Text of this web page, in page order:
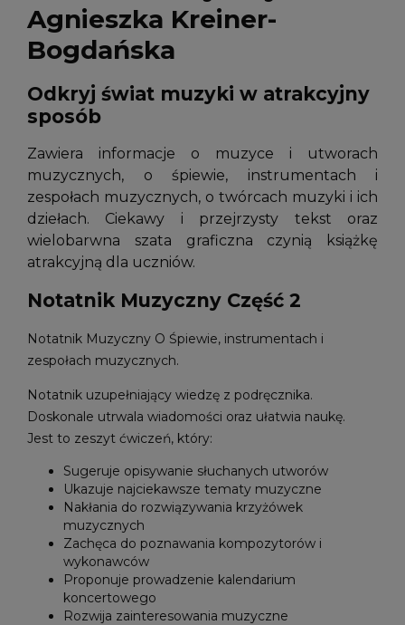
Agnieszka Kreiner-
Bogdańska
Odkryj świat muzyki w atrakcyjny
sposób
Zawiera informacje o muzyce i utworach
muzycznych, o śpiewie, instrumentach i
zespołach muzycznych, o twórcach muzyki i ich
dziełach. Ciekawy i przejrzysty tekst oraz
wielobarwna szata graficzna czynią książkę
atrakcyjną dla uczniów.
Notatnik Muzyczny Część 2
Notatnik Muzyczny O Śpiewie, instrumentach i
zespołach muzycznych.
Notatnik uzupełniający wiedzę z podręcznika.
Doskonale utrwala wiadomości oraz ułatwia naukę.
Jest to zeszyt ćwiczeń, który:
Sugeruje opisywanie słuchanych utworów
Ukazuje najciekawsze tematy muzyczne
Nakłania do rozwiązywania krzyżówek
muzycznych
Zachęca do poznawania kompozytorów i
wykonawców
Proponuje prowadzenie kalendarium
koncertowego
Rozwija zainteresowania muzyczne